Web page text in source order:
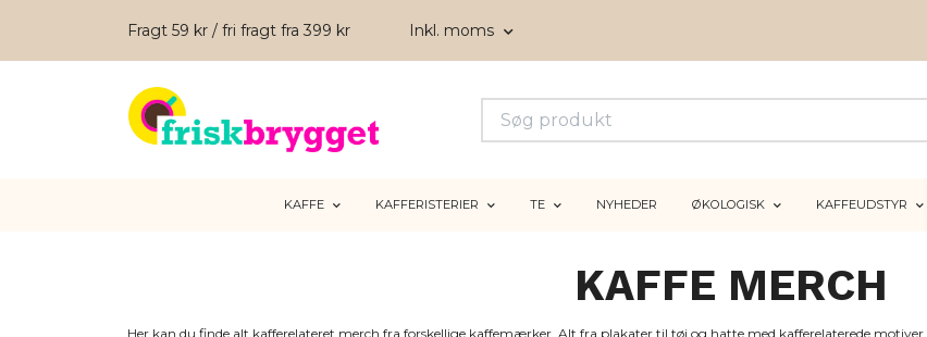
Fragt 59 kr / fri fragt fra 399 kr Inkl. moms
KAFFE KAFFERISTERIER TE NYHEDER ØKOLOGISK KAFFEUDSTYR
KAFFE MERCH
Her kan du finde alt kafferelateret merch fra forskellige kaffemærker. Alt fra plakater til tøj og hatte med kafferelaterede motiver.